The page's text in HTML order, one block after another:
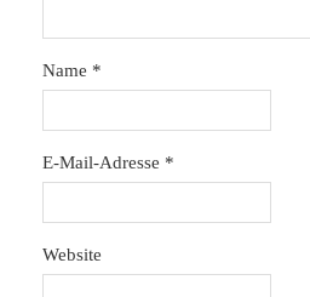
Name *
E-Mail-Adresse *
Website